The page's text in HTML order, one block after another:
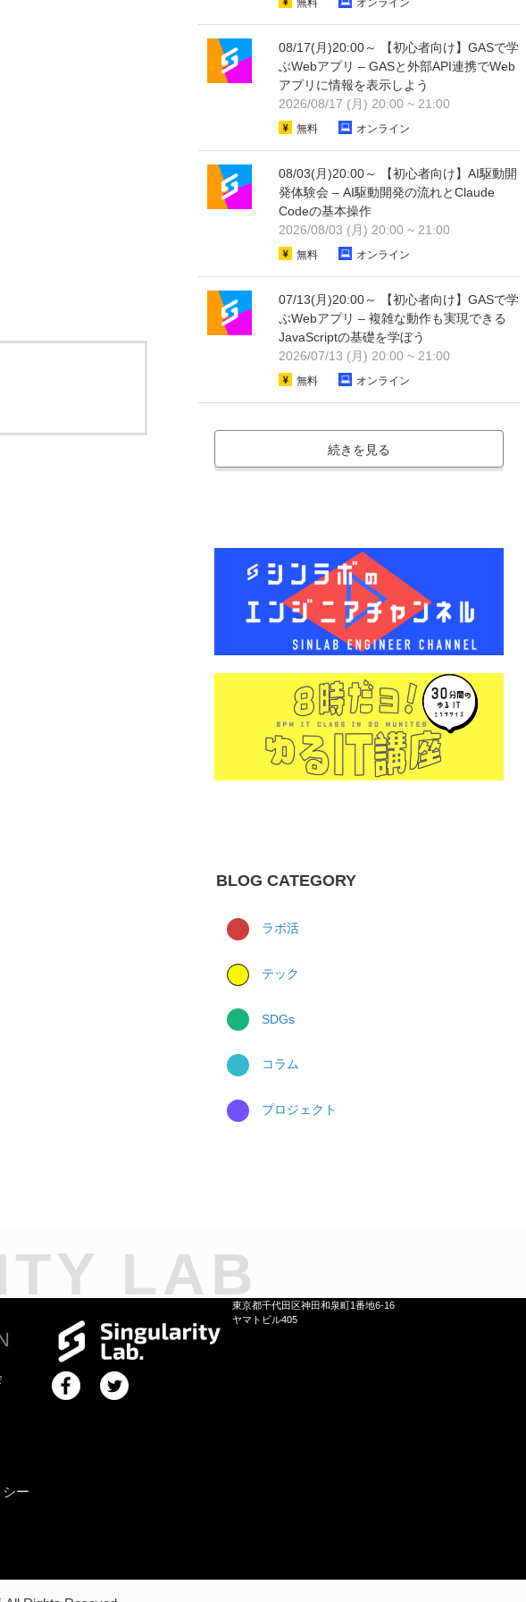
無料 オンライン
08/17(月)20:00～ 【初心者向け】GASで学
ぶWebアプリ – GASと外部API連携でWeb
アプリに情報を表示しよう
2026/08/17 (月) 20:00 ~ 21:00
無料 オンライン
08/03(月)20:00～ 【初心者向け】AI駆動開
発体験会 – AI駆動開発の流れとClaude
Codeの基本操作
2026/08/03 (月) 20:00 ~ 21:00
無料 オンライン
07/13(月)20:00～ 【初心者向け】GASで学
ぶWebアプリ – 複雑な動作も実現できる
JavaScriptの基礎を学ぼう
2026/07/13 (月) 20:00 ~ 21:00
無料 オンライン
続きを見る
BLOG CATEGORY
ラボ活
テック
SDGs
コラム
プロジェクト
LAB
ー
東京都千代田区神田和泉町1番地6-16
ヤマトビル405